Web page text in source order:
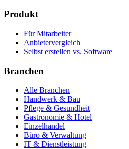
Produkt
Für Mitarbeiter
Anbietervergleich
Selbst erstellen vs. Software
Branchen
Alle Branchen
Handwerk & Bau
Pflege & Gesundheit
Gastronomie & Hotel
Einzelhandel
Büro & Verwaltung
IT & Dienstleistung